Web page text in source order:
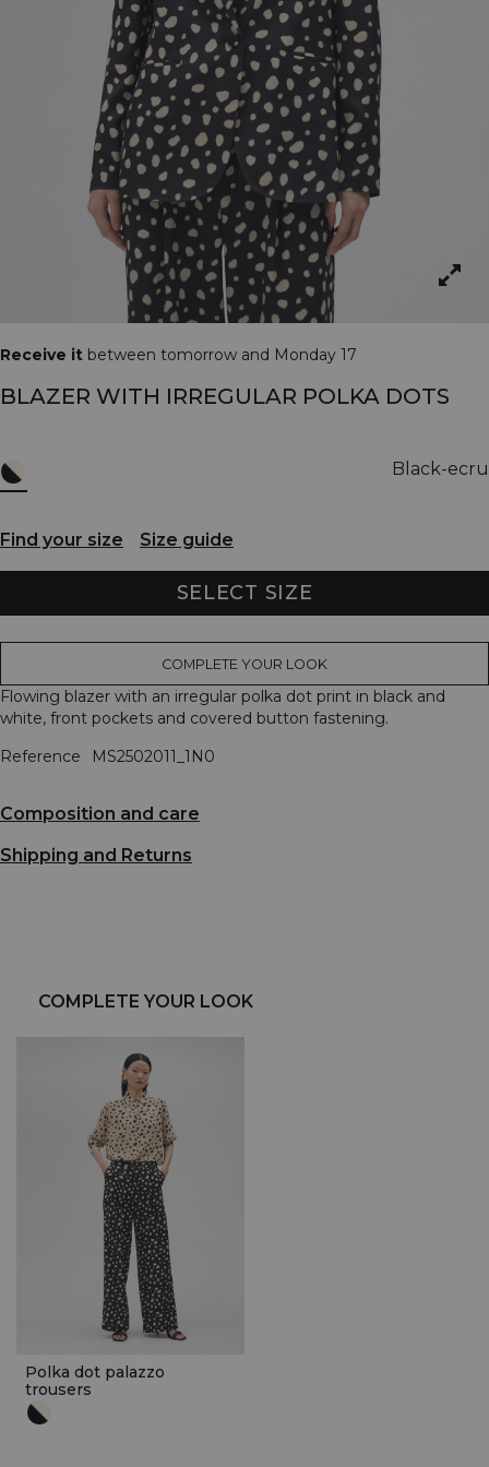
Receive it between tomorrow and Monday 17
BLAZER WITH IRREGULAR POLKA DOTS
Black-ecru
Find your size Size guide
SELECT SIZE
COMPLETE YOUR LOOK
Flowing blazer with an irregular polka dot print in black and
white, front pockets and covered button fastening.
Reference
MS2502011_1N0
Composition and care
Shipping and Returns
COMPLETE YOUR LOOK
Polka dot palazzo
trousers